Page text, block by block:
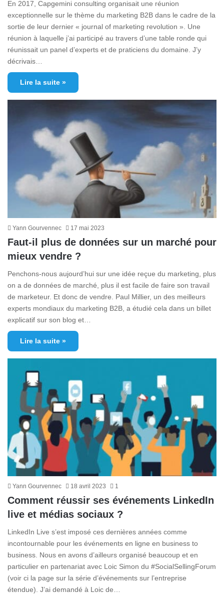
En 2017, Capgemini consulting organisait une réunion
exceptionnelle sur le thème du marketing B2B dans le cadre de la
sortie de leur dernier « journal of marketing revolution ». Une
réunion à laquelle j’ai participé au travers d’une table ronde qui
réunissait un panel d’experts et de praticiens du domaine. J’y
décrivais…
Lire la suite »
Yann Gourvennec 17 mai 2023
Faut-il plus de données sur un marché pour
mieux vendre ?
Penchons-nous aujourd’hui sur une idée reçue du marketing, plus
on a de données de marché, plus il est facile de faire son travail
de marketeur. Et donc de vendre. Paul Millier, un des meilleurs
experts mondiaux du marketing B2B, a étudié cela dans un billet
explicatif sur son blog et…
Lire la suite »
Yann Gourvennec 18 avril 2023 1
Comment réussir ses événements LinkedIn
live et médias sociaux ?
LinkedIn Live s’est imposé ces dernières années comme
incontournable pour les événements en ligne en business to
business. Nous en avons d’ailleurs organisé beaucoup et en
particulier en partenariat avec Loic Simon du #SocialSellingForum
(voir ci la page sur la série d’événements sur l’entreprise
étendue). J’ai demandé à Loic de…